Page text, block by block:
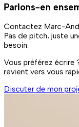
Parlons-en
Contactez Marc-
Pas de pitch, juste
besoin.
Vous préférez écrire
revient vers vous
Discuter de mon